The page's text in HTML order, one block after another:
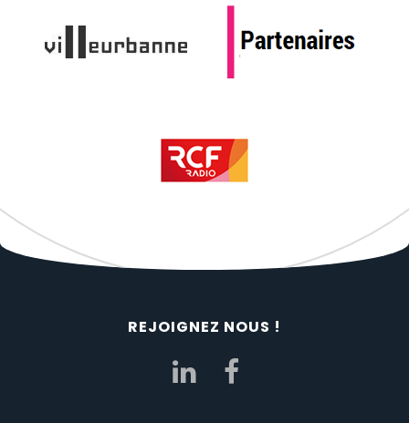
REJOIGNEZ NOUS !